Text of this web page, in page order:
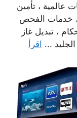
عالمية ، تأمين
، خدمات الفحص
، تبديل غاز
... اقرأ